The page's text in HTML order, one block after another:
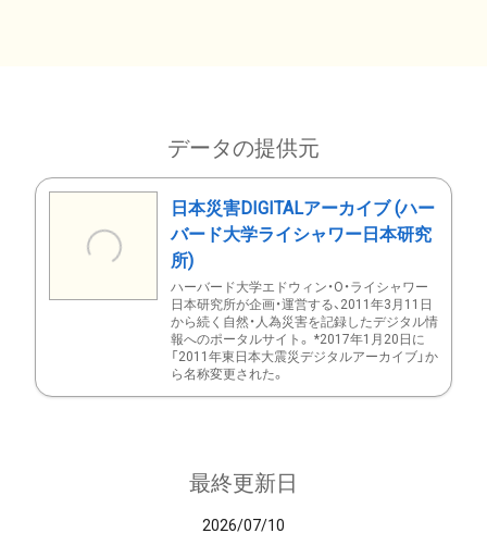
データの提供元
日本災害DIGITALアーカイブ (ハー
バード大学ライシャワー日本研究
所)
ハーバード大学エドウィン・O・ライシャワー
日本研究所が企画・運営する、2011年3月11日
から続く自然・人為災害を記録したデジタル情
報へのポータルサイト。 *2017年1月20日に
「2011年東日本大震災デジタルアーカイブ」か
ら名称変更された。
最終更新日
2026/07/10